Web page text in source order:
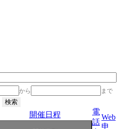
から まで
開催日程
電
話
Web
申